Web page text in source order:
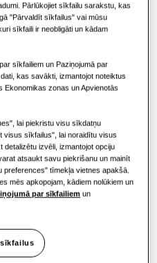
Recovery High EER
56.0KW 61.6KW
Pārlūkojiet sīkfailu sarakstu, kas
"Pārvaldīt sīkfailus" vai mūsu
sīkfaili ir neobligāti un kādam
sīkfailiem un Paziņojumā par
kas savākti, izmantojot noteiktus
zonas un Apvienotās
lai piekristu visu sīkdatņu
visus sīkfailus", lai noraidītu visus
izvēli, izmantojot opciju
atsaukt savu piekrišanu un mainīt
tīmekļa vietnes apakšā.
mēs apkopojam, kādiem nolūkiem un
par sīkfailiem un